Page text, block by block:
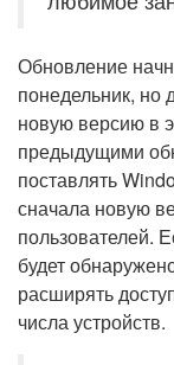
Обновление
понедельник, но
новую версию в
предыдущими
поставлять
сначала новую
пользователей.
будет
расширять
числа устройств.